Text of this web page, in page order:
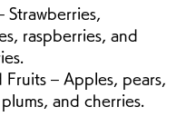
Strawberries,
raspberries, and
Fruits – Apples, pears,
and cherries.